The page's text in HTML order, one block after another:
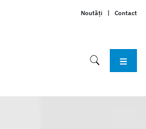
Noutăți | Contact